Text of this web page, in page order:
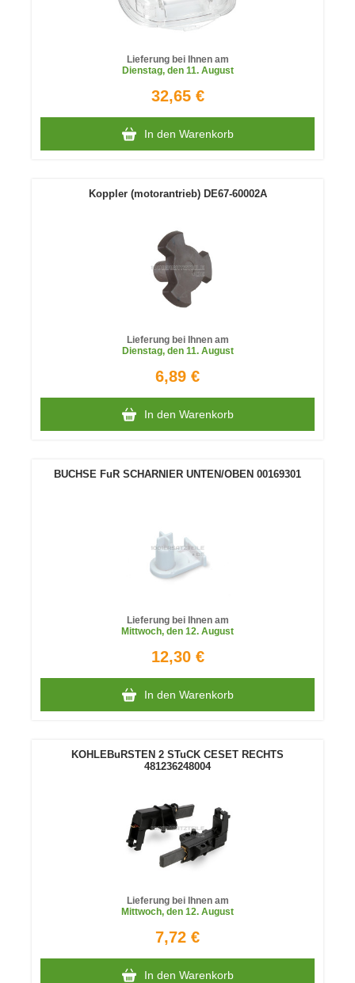
Lieferung bei Ihnen am
Dienstag, den 11. August
32,65 €
In den Warenkorb
Koppler (motorantrieb) DE67-60002A
Lieferung bei Ihnen am
Dienstag, den 11. August
6,89 €
In den Warenkorb
BUCHSE FuR SCHARNIER UNTEN/OBEN 00169301
Lieferung bei Ihnen am
Mittwoch, den 12. August
12,30 €
In den Warenkorb
KOHLEBuRSTEN 2 STuCK CESET RECHTS
481236248004
Lieferung bei Ihnen am
Mittwoch, den 12. August
7,72 €
In den Warenkorb